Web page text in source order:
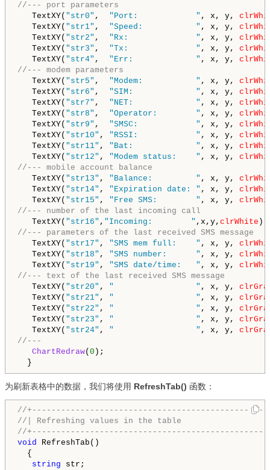
//--- port parameters
TextXY( "str0" , "Port:            " , x, y,
TextXY( "str1" , "Speed:           " , x, y,
TextXY( "str2" , "Rx:              " , x, y,
TextXY( "str3" , "Tx:              " , x, y,
TextXY( "str4" , "Err:             " , x, y,
//--- modem parameters
TextXY( "str5" , "Modem:           " , x, y,
TextXY( "str6" , "SIM:             " , x, y,
TextXY( "str7" , "NET:             " , x, y,
TextXY( "str8" , "Operator:        " , x, y,
TextXY( "str9" , "SMSC:            " , x, y,
TextXY( "str10" , "RSSI:            " , x, y,
TextXY( "str11" , "Bat:             " , x, y,
TextXY( "str12" , "Modem status:    " , x, y,
//--- mobile account balance
TextXY( "str13" , "Balance:         " , x, y,
TextXY( "str14" , "Expiration date: " , x, y,
TextXY( "str15" , "Free SMS:        " , x, y,
//--- number of the last incoming call
TextXY( "str16" , "Incoming:        " ,x,y, clrWhite );
//--- parameters of the last received SMS message
TextXY( "str17" , "SMS mem full:    " , x, y,
TextXY( "str18" , "SMS number:      " , x, y,
TextXY( "str19" , "SMS date/time:   " , x, y,
//--- text of the last received SMS message
TextXY( "str20" , "                 " , x, y,
TextXY( "str21" , "                 " , x, y,
TextXY( "str22" , "                 " , x, y,
TextXY( "str23" , "                 " , x, y,
TextXY( "str24" , "                 " , x, y,
//---
ChartRedraw( 0 );
为刷新表格中的数据，我们将使用 RefreshTab() 函数：
//
//| Refreshing values in the table
//
void RefreshTab()
{
string